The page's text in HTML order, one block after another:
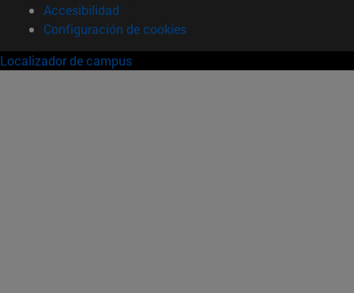
Accesibilidad
Configuración de cookies
Localizador de campus